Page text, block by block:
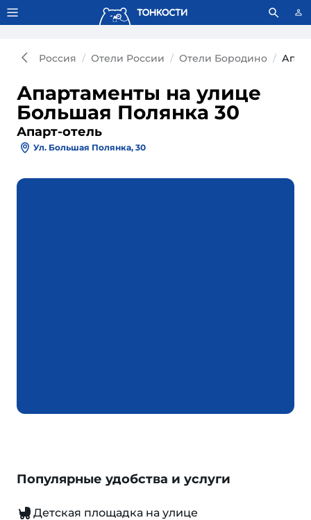
Тонкости используют сookie-файлы. Что это значит?
Россия Отели России Отели Бородино
Апартаменты на улице
Большая Полянка 30
Апарт-отель
Ул. Большая Полянка, 30
Популярные удобства и услуги
Детская площадка на улице